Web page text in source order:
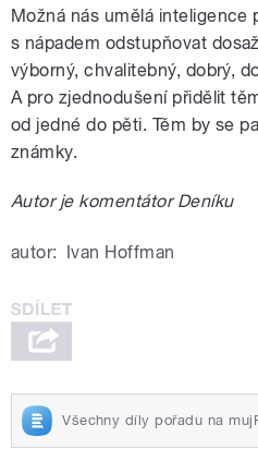
Možná nás umělá inteligence
s nápadem odstupňovat
výborný, chvalitebný, dobrý,
A pro zjednodušení přidělit
od jedné do pěti. Těm by se
známky.
Autor je komentátor Deníku
autor: Ivan Hoffman
Všechny díly pořadu na